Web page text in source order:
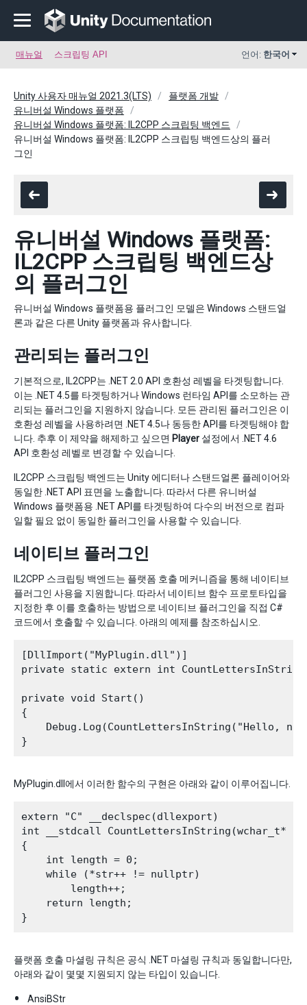
매뉴얼 스크립팅 API 언어: 한국어
Unity 사용자 매뉴얼 2021.3(LTS)
플랫폼 개발
유니버설 Windows 플랫폼
유니버설 Windows 플랫폼: IL2CPP 스크립팅 백엔드
유니버설 Windows 플랫폼: IL2CPP 스크립팅 백엔드상의 플러
그인
유니버설 Windows 플랫폼:
IL2CPP 스크립팅 백엔드상
의 플러그인
유니버설 Windows 플랫폼용 플러그인 모델은 Windows 스탠드얼
론과 같은 다른 Unity 플랫폼과 유사합니다.
관리되는 플러그인
기본적으로, IL2CPP는 .NET 2.0 API 호환성 레벨을 타겟팅합니다.
이는 .NET 4.5를 타겟팅하거나 Windows 런타임 API를 소모하는 관
리되는 플러그인을 지원하지 않습니다. 모든 관리된 플러그인은 이
호환성 레벨을 사용하려면 .NET 4.5나 동등한 API를 타겟팅해야 합
니다. 추후 이 제약을 해제하고 싶으면 Player 설정에서 .NET 4.6
API 호환성 레벨로 변경할 수 있습니다.
IL2CPP 스크립팅 백엔드는 Unity 에디터나 스탠드얼론 플레이어와
동일한 .NET API 표면을 노출합니다. 따라서 다른 유니버설
Windows 플랫폼용 .NET API를 타겟팅하여 다수의 버전으로 컴파
일할 필요 없이 동일한 플러그인을 사용할 수 있습니다.
네이티브 플러그인
IL2CPP 스크립팅 백엔드는 플랫폼 호출 메커니즘을 통해 네이티브
플러그인 사용을 지원합니다. 따라서 네이티브 함수 프로토타입을
지정한 후 이를 호출하는 방법으로 네이티브 플러그인을 직접 C#
코드에서 호출할 수 있습니다. 아래의 예제를 참조하십시오.
[DllImport("MyPlugin.dll")]
private static extern int
private void Start()
{
Debug.Log(CountLettersInString("Hello,
MyPlugin.dll에서 이러한 함수의 구현은 아래와 같이 이루어집니다.
extern "C" __declspec(dllexport)
int __stdcall CountLettersInString(wchar_t*
{
    int length = 0;
    while (*str++ != nullptr)
        length++;
    return length;
플랫폼 호출 마셜링 규칙은 공식 .NET 마셜링 규칙과 동일합니다만,
아래와 같이 몇몇 지원되지 않는 타입이 있습니다.
AnsiBStr